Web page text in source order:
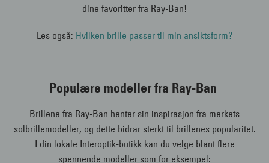
dine favoritter fra Ray-Ban!
Les også: Hvilken brille passer til min ansiktsform?
Populære modeller fra Ray-Ban
Brillene fra Ray-Ban henter sin inspirasjon fra merkets
solbrillemodeller, og dette bidrar sterkt til brillenes popularitet.
I din lokale Interoptik-butikk kan du velge blant flere
spennende modeller som for eksempel: